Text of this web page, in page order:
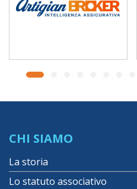
CHI SIAMO
La storia
Lo statuto associativo